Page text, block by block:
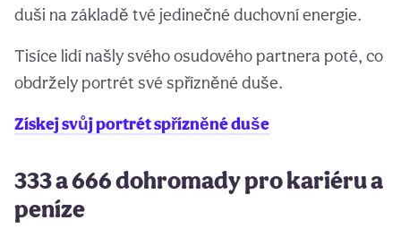
duši na základě tvé jedinečné duchovní energie.
Tisíce lidí našly svého osudového partnera poté, co
obdržely portrét své spřízněné duše.
Získej svůj portrét spřízněné duše
333 a 666 dohromady pro kariéru a
peníze